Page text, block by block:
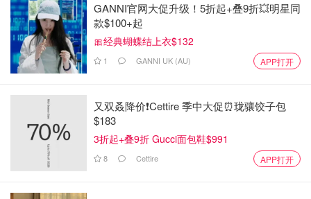
GANNI官网大促升级！5折起+叠9折💥明星同
款$100+起
🎀经典蝴蝶结上衣$132
1 GANNI UK (AU) APP打开
又双叒降价❗️Cettire 季中大促⏰珑骧饺子包
$183
3折起+叠9折 Gucci面包鞋$991
8 Cettire APP打开